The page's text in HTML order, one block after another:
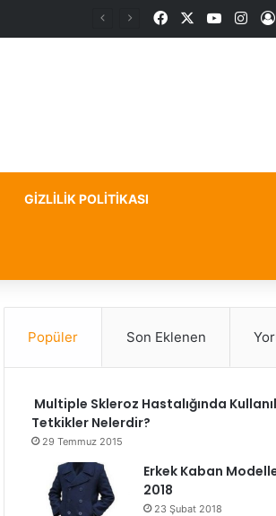
FacebookYouTube
GIZLILIK POLITIKASI
Popüler Son Eklenen
Multiple Skleroz Hastalığında
Tetkikler Nelerdir?
29 Temmuz 2015
Erkek Kaban
2018
23 Şubat 2018